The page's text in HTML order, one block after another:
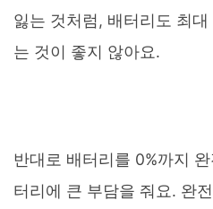
잃는 것처럼, 배터리도 최
는 것이 좋지 않아요.
반대로 배터리를 0%까지
터리에 큰 부담을 줘요. 완